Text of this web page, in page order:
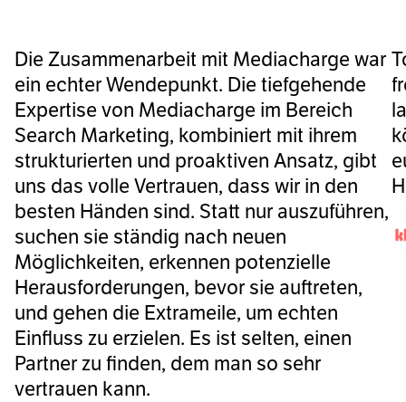
Die Zusammenarbeit mit Mediacharge war
ein echter Wendepunkt. Die tiefgehende
Expertise von Mediacharge im Bereich
Search Marketing, kombiniert mit ihrem
strukturierten und proaktiven Ansatz, gibt
uns das volle Vertrauen, dass wir in den
besten Händen sind. Statt nur auszuführen,
suchen sie ständig nach neuen
Möglichkeiten, erkennen potenzielle
Herausforderungen, bevor sie auftreten,
und gehen die Extrameile, um echten
Einfluss zu erzielen. Es ist selten, einen
Partner zu finden, dem man so sehr
vertrauen kann.